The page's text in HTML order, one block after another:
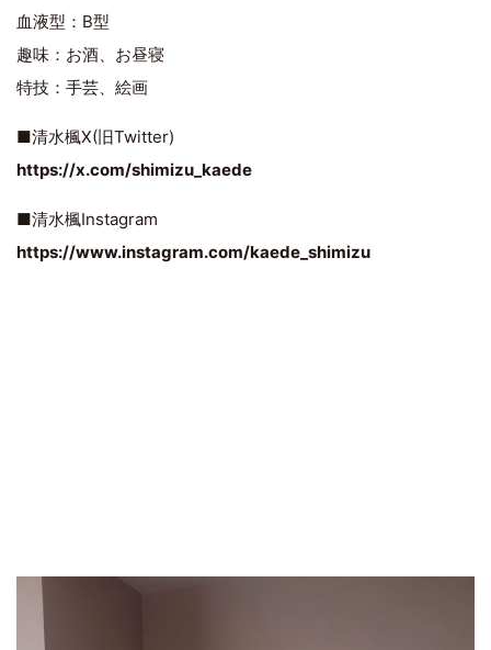
血液型：B型
趣味：お酒、お昼寝
特技：手芸、絵画
■清水楓X(旧Twitter)
https://x.com/shimizu_kaede
■清水楓Instagram
https://www.instagram.com/kaede_shimizu